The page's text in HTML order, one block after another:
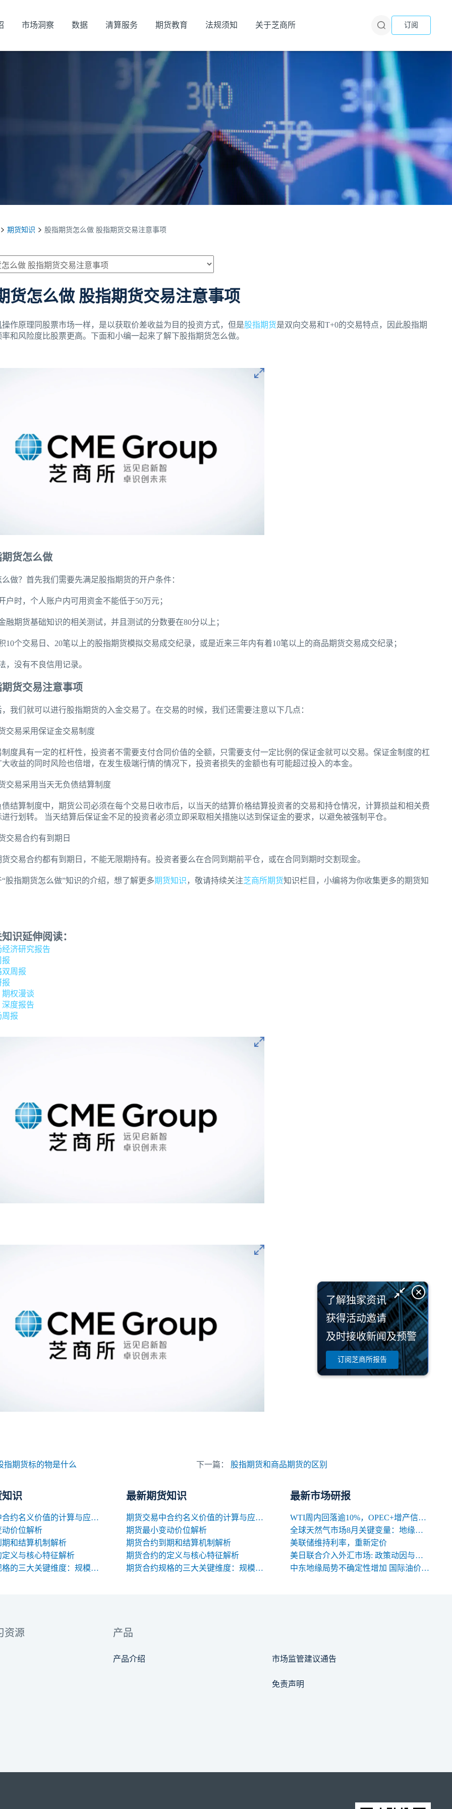
市场洞察 数据 清算服务 期货教育 法规须知 关于芝商所 订阅
期货知识 股指期货怎么做 股指期货交易注意事项
货怎么做 股指期货交易注意事项
作原理同股票市场一样，是以获取价差收益为目的投资方式，但是股指期货是双向交易和T+0的交易特点，因此股指期
和风险度比股票更高。下面和小编一起来了解下股指期货怎么做。
货怎么做
做？首先我们需要先满足股指期货的开户条件：
户时，个人账户内可用资金不能低于50万元；
融期货基础知识的相关测试，并且测试的分数要在80分以上；
10个交易日、20笔以上的股指期货模拟交易成交纪录，或是近来三年内有着10笔以上的商品期货交易成交纪录；
，没有不良信用记录。
货交易注意事项
我们就可以进行股指期货的入金交易了。在交易的时候，我们还需要注意以下几点：
交易采用保证金交易制度
度具有一定的杠杆性，投资者不需要支付合同价值的全额，只需要支付一定比例的保证金就可以交易。保证金制度的杠
收益的同时风险也倍增，在发生极端行情的情况下，投资者损失的金额也有可能超过投入的本金。
交易采用当天无负债结算制度
结算制度中，期货公司必须在每个交易日收市后，以当天的结算价格结算投资者的交易和持仓情况，计算损益和相关费
行划转。 当天结算后保证金不足的投资者必须立即采取相关措施以达到保证金的要求，以避免被强制平仓。
交易合约有到期日
交易合约都有到期日，不能无限期持有。投资者要么在合同到期前平仓，或在合同到期时交割现金。
股指期货怎么做”知识的介绍，想了解更多期货知识 ，敬请持续关注芝商所期货知识栏目，小编将为你收集更多的期货知
识延伸阅读：
济研究报告
报
周报
报
权漫谈
度报告
周报
指期货标的物是什么 下一篇： 股指期货和商品期货的区别
识
期货交易中合约名义价值的计算与应用解析
价位解析
和结算机制解析
义与核心特征解析
期货合约规格的三大关键维度：规模、交割与标准化
最新期货知识
期货交易中合约名义价值的计算与应用解析
期货最小变动价位解析
期货合约到期和结算机制解析
期货合约的定义与核心特征解析
期货合约规格的三大关键维度：规模、交割与标准化
最新市场研报
WTI周内回落逾10%，OPEC+增产信号背后的多空暗涌
全球天然气市场8月关键变量：地缘、天气与库存
美联储维持利率，重新定价
美日联合介入外汇市场: 政策动因与中长期影响
中东地缘局势不确定性增加 国际油价高位震荡
了解独家资讯
获得活动邀请
及时接收新闻及预警
订阅芝商所报告
资源 产品
产品介绍 市场监管建议通告
免责声明